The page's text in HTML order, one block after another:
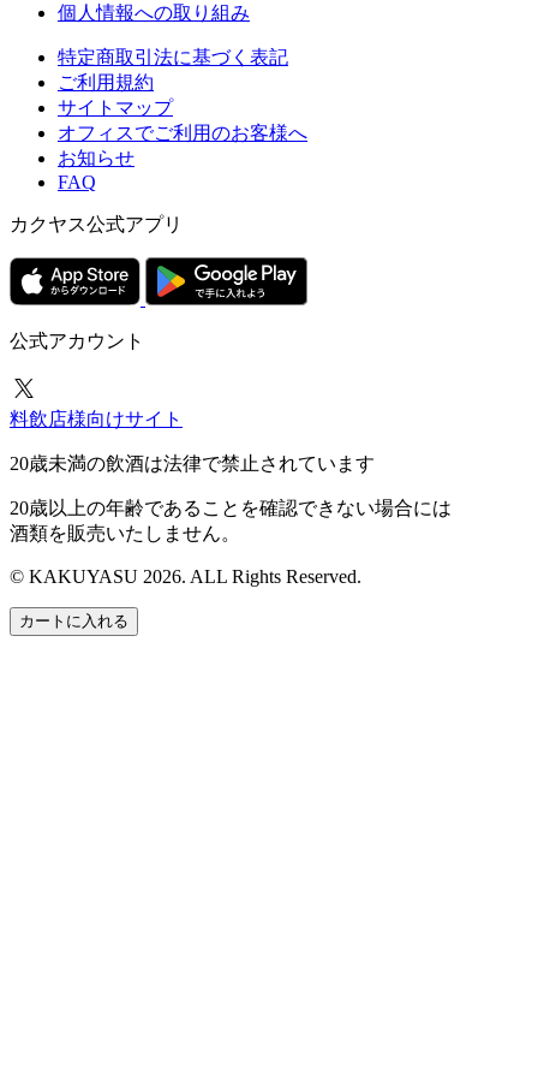
個人情報への取り組み
特定商取引法に基づく表記
ご利用規約
サイトマップ
オフィスでご利用のお客様へ
お知らせ
FAQ
カクヤス公式アプリ
公式アカウント
料飲店様向けサイト
20歳未満の飲酒は法律で禁止されています
20歳以上の年齢であることを確認できない場合には
酒類を販売いたしません。
© KAKUYASU 2026. ALL Rights Reserved.
カートに入れる